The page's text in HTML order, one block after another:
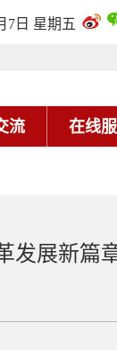
7日 星期五
流 在线
发展新篇